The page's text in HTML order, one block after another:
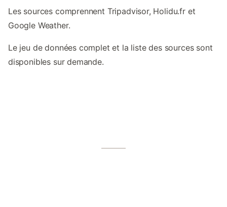
Les sources comprennent Tripadvisor, Holidu.fr et
Google Weather.
Le jeu de données complet et la liste des sources sont
disponibles sur demande.